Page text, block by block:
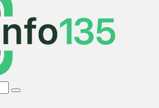
Search